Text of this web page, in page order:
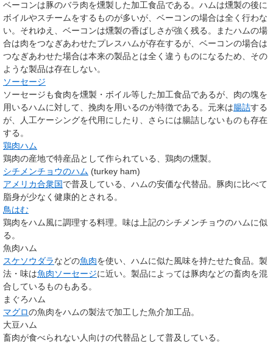
ベーコンは豚のバラ肉を燻製した加工食品である。ハムは燻製の後に
ボイルやスチームをするものが多いが、ベーコンの場合は全く行わな
い。それゆえ、ベーコンは燻製の香ばしさが強く残る。またハムの場
合は肉をつなぎあわせたプレスハムが存在するが、ベーコンの場合は
つなぎあわせた場合は本来の製品とは全く違うものになるため、その
ような製品は存在しない。
ソーセージ
ソーセージも食肉を燻製・ボイル等した加工食品であるが、肉の塊を
用いるハムに対して、挽肉を用いるのが特徴である。元来は腸詰する
が、人工ケーシングを代用にしたり、さらには腸詰しないものも存在
する。
鶏肉ハム
鶏肉の産地で特産品として作られている、鶏肉の燻製。
シチメンチョウのハム (turkey ham)
アメリカ合衆国で普及している、ハムの安価な代替品。豚肉に比べて
脂身が少なく健康的とされる。
鳥はむ
鶏肉をハム風に調理する料理。味は上記のシチメンチョウのハムに似
る。
魚肉ハム
スケソウダラなどの魚肉を使い、ハムに似た風味を持たせた食品。製
法・味は魚肉ソーセージに近い。製品によっては豚肉などの畜肉を混
合しているものもある。
まぐろハム
マグロの魚肉をハムの製法で加工した魚介加工品。
大豆ハム
畜肉が食べられない人向けの代替品として普及している。